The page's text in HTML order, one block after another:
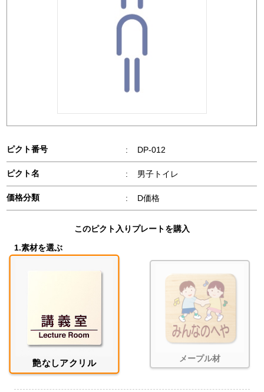
ピクト番号 : DP-012
ピクト名 : 男子トイレ
価格分類 : D価格
このピクト入りプレートを購入
1.素材を選ぶ
艶なしアクリル メープル材